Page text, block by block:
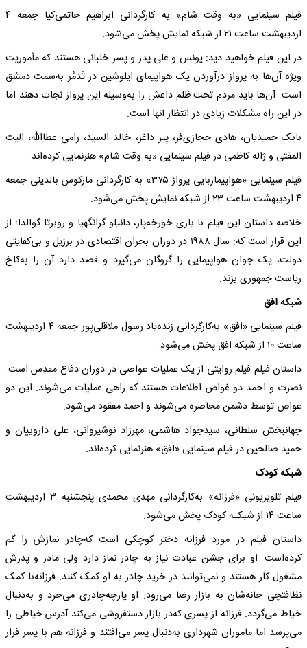
فیلم سینمایی «به‌ وقت شام» به‌ کارگردانی ابراهیم حاتمی‌کیا جمعه‌ ۴
اردیبهشت ‌ساعت ۲۱ از شبکه‌ نمایش پخش می‌شود.
در این فیلم خواهید دید: یونس و علی پدر و پسر خلبانی هستند که‌ مأموریت
ویژه‌ آن‌ها به‌ پرواز درآوردن یک هواپیمای ایلوشین در تَدمُر به‌سمت دمشق
است. آن‌ها باید مردم تحت ظلم داعش را به‌وسیله‌ این پرواز نجات دهند اما
در این راه‌ مشکلات زیادی در انتظار آنها است.
بابک حمیدیان،‌ هادی حجازی‌فر، پیر داغر، خالد السید، رامی‌ عطاالله، الیث
المفتی و ژاله‌ کاظمی‌ در فیلم سینمایی «به‌ وقت شام» هنرنمایی کرده‌اند.
فیلم سینمایی «هواپیماربایی پرواز ۳۷۵» به‌ کارگردانی مارکوس بالدینی جمعه‌
۴ اردیبهشت ‌ساعت ۲۳ از شبکه‌ نمایش پخش می‌شود.
خلاصه‌ داستان این فیلم با بازی خورخه‌پاز، دانیلو گرانگهیا و روبرتا گوالدا؛ از
این قرار است که: سال ۱۹۸۸ در دوران بحران اقتصادی در برزیل و بی‌کفایتی
دولت، یک جوان هواپیمایی را گروگان می‌گیرد و قصد دارد آن را به‌کاخ
ریاست جمهوری بزند.
شبکه‌ افق
فیلم سینمایی «افق» به‌کارگردانی زنده‌یاد رسول ملاقلی‌پور جمعه‌ ۴ اردیبهشت
‌ساعت ۱۰ از شبکه‌ افق پخش می‌شود.
داستان فیلم فیلم روایتی از یک عملیات غواصی در دوران دفاع مقدس است.
نصرت و احمد دو غواص اطلاعات هستند که‌ راهی عملیات می‌شوند. این دو
غواص توسط دشمن محاصره‌ می‌شوند و احمد مفقود می‌شود.
جهانبخش سلطانی، سیدجواد هاشمی، مهرزاد نوشیروانی، علی داروییان و
حمید صالحین در فیلم سینمایی «افق» هنرنمایی کرده‌اند.
شبکه‌ کودک
فیلم تلویزیونی «فرزانه» به‌کارگردانی مهدی محمدی پنجشنبه‌ ۳ اردیبهشت
‌ساعت ۱۴ از شبکـه‌ کودک پخش می‌شود.
داستان فیلم در مورد فرزانه‌ دختر کوچکی است که‌چادر نمازش را گم
کرده‌است. او برای جشن عبادت نیاز به‌ چادر نماز دارد ولی مادر و پدرش
مشغول کار هستند و نمی‌توانند در خرید چادر به‌ او کمک کنند. فرزانه‌با کمک
نظافتچی خانه‌شان به‌ بازار رضا می‌رود. او پارچه‌چادری می‌خرد و به‌دنبال
خیاط می‌گردد. فرزانه‌ از پسری که‌در بازار دستفروشی می‌کند آدرس خیاطی را
می‌پرسد اما ماموران شهرداری به‌دنبال پسر می‌افتند و فرزانه‌ هم با پسر فرار